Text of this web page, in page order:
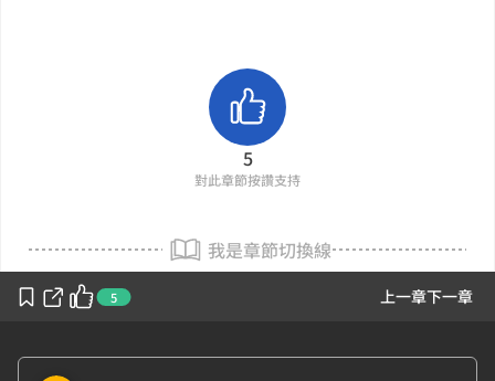
5 上一章下一章
5
對此章節按讚支持
我是章節切換線